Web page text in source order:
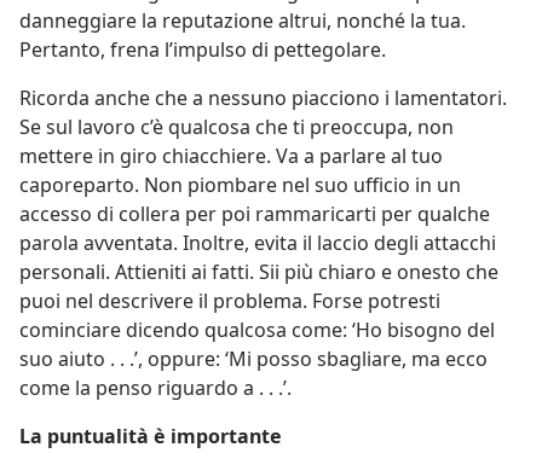
danneggiare la reputazione altrui, nonché la tua.
Pertanto, frena l’impulso di pettegolare.
Ricorda anche che a nessuno piacciono i lamentatori.
Se sul lavoro c’è qualcosa che ti preoccupa, non
mettere in giro chiacchiere. Va a parlare al tuo
caporeparto. Non piombare nel suo ufficio in un
accesso di collera per poi rammaricarti per qualche
parola avventata. Inoltre, evita il laccio degli attacchi
personali. Attieniti ai fatti. Sii più chiaro e onesto che
puoi nel descrivere il problema. Forse potresti
cominciare dicendo qualcosa come: ‘Ho bisogno del
suo aiuto . . .’, oppure: ‘Mi posso sbagliare, ma ecco
come la penso riguardo a . . .’.
La puntualità è importante